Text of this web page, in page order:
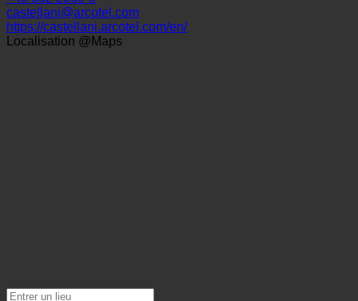
Informations sur le contact
5020 Salzbourg, Alpenstraße 6 | Autriche (Salzbourg)
+43 662 2060-0
castellani@arcotel.com